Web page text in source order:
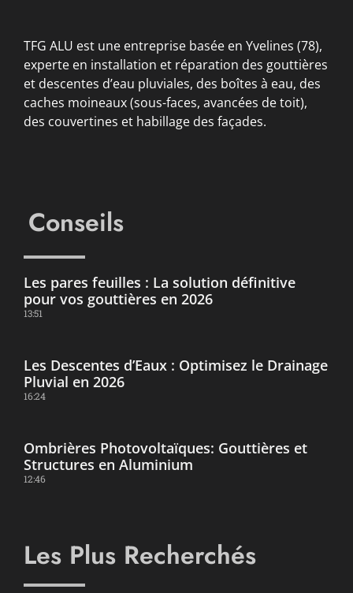
TFG ALU est une entreprise basée en Yvelines (78),
experte en installation et réparation des gouttières
et descentes d’eau pluviales, des boîtes à eau, des
caches moineaux (sous-faces, avancées de toit),
des couvertines et habillage des façades.
Conseils
Les pares feuilles : La solution définitive
pour vos gouttières en 2026
13:51
Les Descentes d’Eaux : Optimisez le Drainage
Pluvial en 2026
16:24
Ombrières Photovoltaïques: Gouttières et
Structures en Aluminium
12:46
Les Plus Recherchés